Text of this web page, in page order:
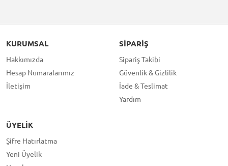
KURUMSAL
Hakkımızda
Hesap Numaralarımız
İletişim
SIPARIŞ
Sipariş Takibi
Güvenlik & Gizlilik
İade & Teslimat
Yardım
ÜYELIK
Şifre Hatırlatma
Yeni Üyelik